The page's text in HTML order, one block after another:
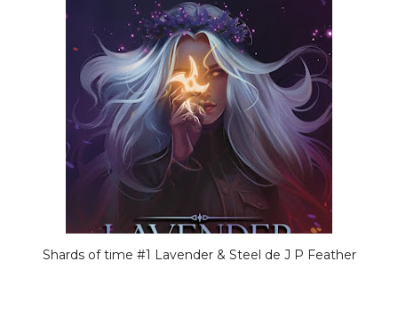
Shards of time #1 Lavender & Steel de J P Feather